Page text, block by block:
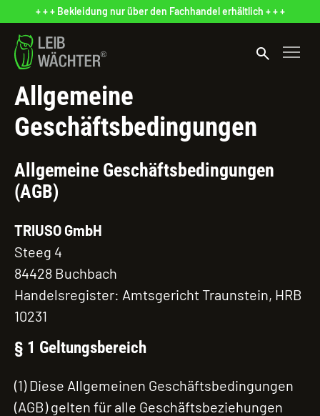
+ + + Bekleidung nur über den Fachhandel erhältlich + + +
search
Allgemeine
Geschäftsbedingungen
Allgemeine Geschäftsbedingungen
(AGB)
TRIUSO GmbH
Steeg 4
84428 Buchbach
Handelsregister: Amtsgericht Traunstein, HRB
10231
§ 1 Geltungsbereich
(1) Diese Allgemeinen Geschäftsbedingungen
(AGB) gelten für alle Geschäftsbeziehungen